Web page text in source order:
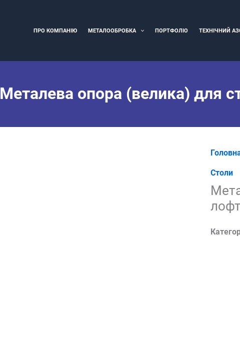
ПРО КОМПАНІЮ МЕТАЛООБРОБКА ПОРТФОЛІО ТЕХНІЧНИЙ
Металева опора (велика) для
Столи
лофт